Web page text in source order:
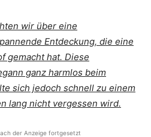
wir über eine
Entdeckung, die eine
gemacht hat. Diese
ganz harmlos beim
sich jedoch schnell zu einem
lang nicht vergessen wird.
der Anzeige fortgesetzt